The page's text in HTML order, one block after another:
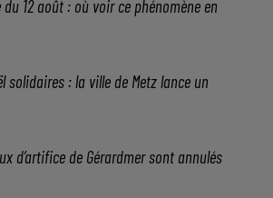
du 12 août : où voir ce phénomène en
solidaires : la ville de Metz lance un
d’artifice de Gérardmer sont annulés